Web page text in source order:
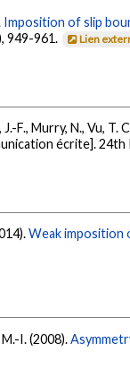
Imposition of slip
949-961. Lien
F., Murry, N., Vu,
écrite]. 24th
Weak imposition
M.-I. (2008).